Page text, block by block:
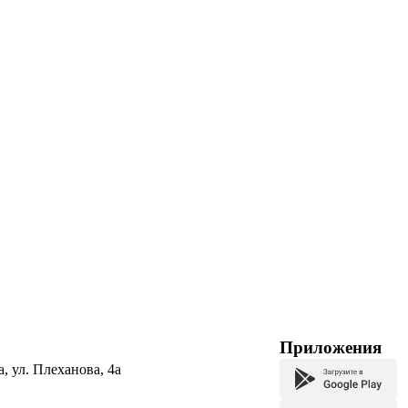
ул. Плеханова, 4а
Приложения